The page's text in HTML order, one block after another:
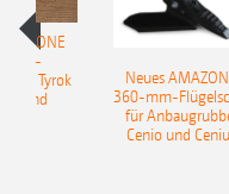
Tyrok
Neues
360-mm-
für
Cenio und